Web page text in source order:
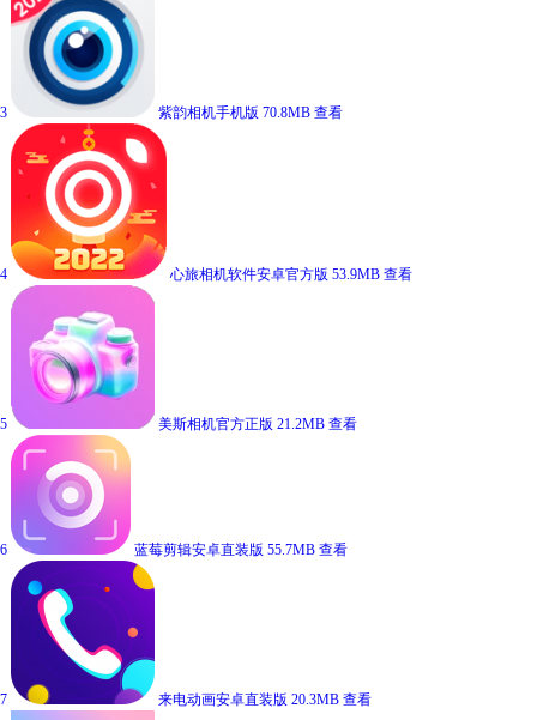
3 紫韵相机手机版 70.8MB 查看
4 心旅相机软件安卓官方版 53.9MB 查看
5 美斯相机官方正版 21.2MB 查看
6 蓝莓剪辑安卓直装版 55.7MB 查看
7 来电动画安卓直装版 20.3MB 查看